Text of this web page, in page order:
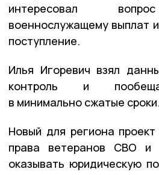
интересовал
военнослужащему выплат
поступление.
Илья Игоревич взял
контроль и
в минимально сжатые сроки.
Новый для региона
права ветеранов СВО и
оказывать юридическую